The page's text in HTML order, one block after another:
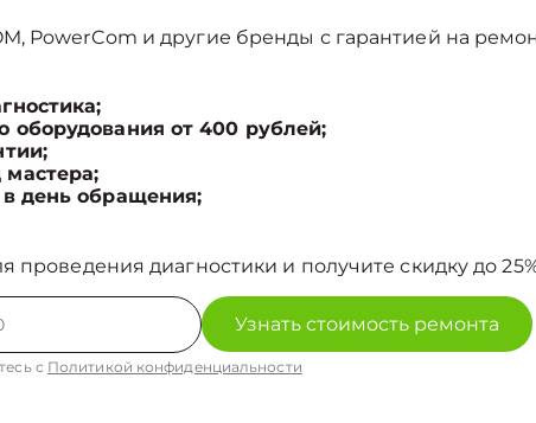
PowerCom и другие бренды с гарантией на
оборудования от 400 рублей;
день обращения;
проведения диагностики и получите скидку до
Узнать стоимость ремонта
с Политикой конфиденциальности